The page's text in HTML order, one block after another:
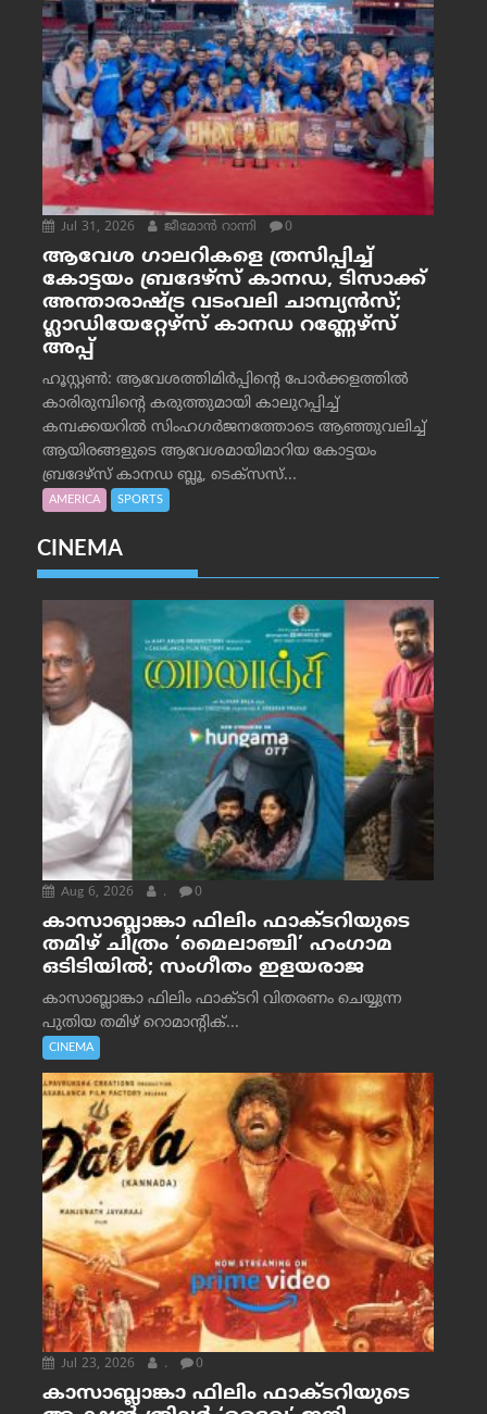
Jul 31, 2026 ജീമോന്‍ റാന്നി 0
ആവേശ ഗാലറികളെ ത്രസിപ്പിച്ച്
കോട്ടയം ബ്രദേഴ്‌സ് കാനഡ, ടിസാക്ക്
അന്താരാഷ്ട്ര വടംവലി ചാമ്പ്യന്‍സ്;
ഗ്ലാഡിയേറ്റേഴ്‌സ് കാനഡ റണ്ണേഴ്‌സ്
അപ്പ്
ഹൂസ്റ്റണ്‍: ആവേശത്തിമിര്‍പ്പിന്റെ പോര്‍ക്കളത്തില്‍
കാരിരുമ്പിന്റെ കരുത്തുമായി കാലുറപ്പിച്ച്
കമ്പക്കയറില്‍ സിംഹഗര്‍ജനത്തോടെ ആഞ്ഞുവലിച്ച്
ആയിരങ്ങളുടെ ആവേശമായിമാറിയ കോട്ടയം
ബ്രദേഴ്‌സ് കാനഡ ബ്ലൂ, ടെക്‌സസ്...
AMERICA SPORTS
CINEMA
Aug 6, 2026 . 0
കാസാബ്ലാങ്കാ ഫിലിം ഫാക്ടറിയുടെ
തമിഴ് ചിത്രം ‘മൈലാഞ്ചി’ ഹംഗാമ
ഒടിടിയിൽ; സംഗീതം ഇളയരാജ
കാസാബ്ലാങ്കാ ഫിലിം ഫാക്ടറി വിതരണം ചെയ്യുന്ന
പുതിയ തമിഴ് റൊമാന്റിക്...
CINEMA
Jul 23, 2026 . 0
കാസാബ്ലാങ്കാ ഫിലിം ഫാക്ടറിയുടെ